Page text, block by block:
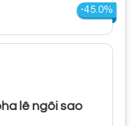
-45.0%
lê ngôi sao